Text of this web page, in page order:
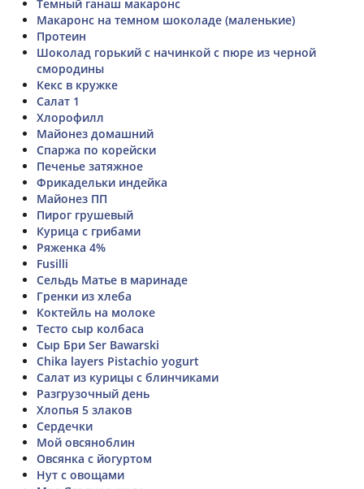
Темный ганаш макаронс
Макаронс на темном шоколаде (маленькие)
Протеин
Шоколад горький с начинкой с пюре из черной
смородины
Кекс в кружке
Салат 1
Хлорофилл
Майонез домашний
Спаржа по корейски
Печенье затяжное
Фрикадельки индейка
Майонез ПП
Пирог грушевый
Курица с грибами
Ряженка 4%
Fusilli
Сельдь Матье в маринаде
Гренки из хлеба
Коктейль на молоке
Тесто сыр колбаса
Сыр Бри Ser Bawarski
Chika layers Pistachio yogurt
Салат из курицы с блинчиками
Разгрузочный день
Хлопья 5 злаков
Сердечки
Мой овсяноблин
Овсянка с йогуртом
Нут с овощами